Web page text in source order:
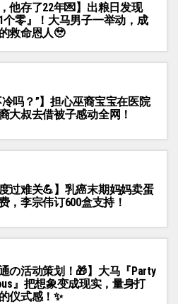
，他存了22年💌】出粮日发现
1个零』！大马男子一举动，成
救命恩人🥹
冷吗？”】担心巫裔宝宝在医院
大叔去借被子感动全网！
度过难关💪】乳癌末期妈妈卖蛋
，李宗伟订600盒支持！
通の活动策划！🎁】大马『Party
』把想象变成现实，量身打
仪式感！✨